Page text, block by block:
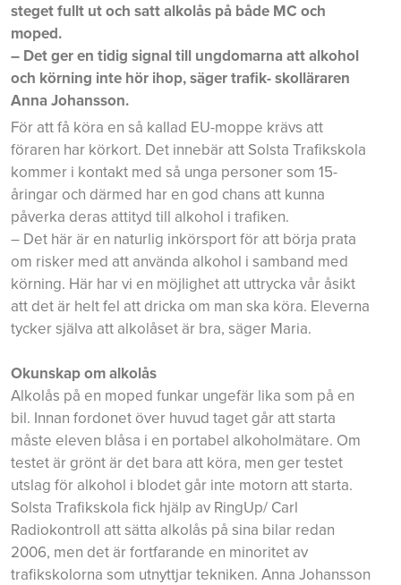
steget fullt ut och satt alkolås på både MC och
moped.
– Det ger en tidig signal till ungdomarna att alkohol
och körning inte hör ihop, säger trafik- skolläraren
Anna Johansson.
För att få köra en så kallad EU-moppe krävs att
föraren har körkort. Det innebär att Solsta Trafikskola
kommer i kontakt med så unga personer som 15-
åringar och därmed har en god chans att kunna
påverka deras attityd till alkohol i trafiken.
– Det här är en naturlig inkörsport för att börja prata
om risker med att använda alkohol i samband med
körning. Här har vi en möjlighet att uttrycka vår åsikt
att det är helt fel att dricka om man ska köra. Eleverna
tycker själva att alkolåset är bra, säger Maria.
Okunskap om alkolås
Alkolås på en moped funkar ungefär lika som på en
bil. Innan fordonet över huvud taget går att starta
måste eleven blåsa i en portabel alkoholmätare. Om
testet är grönt är det bara att köra, men ger testet
utslag för alkohol i blodet går inte motorn att starta.
Solsta Trafikskola fick hjälp av RingUp/ Carl
Radiokontroll att sätta alkolås på sina bilar redan
2006, men det är fortfarande en minoritet av
trafikskolorna som utnyttjar tekniken. Anna Johansson